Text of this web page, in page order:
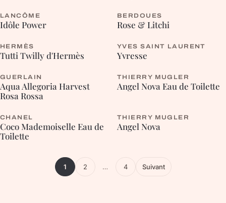
FLEURIE
LANCÔME
Idôle Power FLEURIE
BERDOUES
Rose & Litchi
HERMÈS
Tutti Twilly d'Hermès
YVES SAINT LAURENT
Yvresse
FLEURIE
GUERLAIN
Aqua Allegoria Harvest
Rosa Rossa
FLEURIE
THIERRY MUGLER
Angel Nova Eau de Toilette
ORIENTALE
CHANEL
Coco Mademoiselle Eau de
Toilette
ORIENTALE
THIERRY MUGLER
Angel Nova
1 2 … 4 Suivant